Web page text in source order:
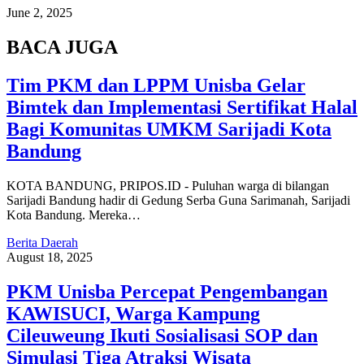
June 2, 2025
BACA JUGA
Tim PKM dan LPPM Unisba Gelar
Bimtek dan Implementasi Sertifikat Halal
Bagi Komunitas UMKM Sarijadi Kota
Bandung
KOTA BANDUNG, PRIPOS.ID - Puluhan warga di bilangan
Sarijadi Bandung hadir di Gedung Serba Guna Sarimanah, Sarijadi
Kota Bandung. Mereka…
Berita Daerah
August 18, 2025
PKM Unisba Percepat Pengembangan
KAWISUCI, Warga Kampung
Cileuweung Ikuti Sosialisasi SOP dan
Simulasi Tiga Atraksi Wisata